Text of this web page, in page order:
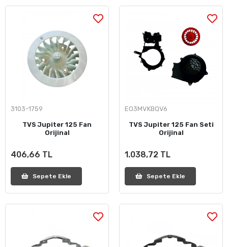
3103-1759
TVS Jupiter 125 Fan
Orijinal
406,66 TL
Sepete Ekle
EO3MVKBQV6
TVS Jupiter 125 Fan Seti
Orijinal
1.038,72 TL
Sepete Ekle